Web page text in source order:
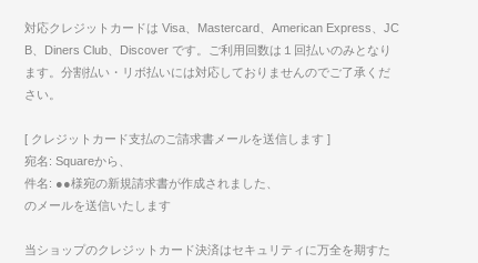
対応クレジットカードは Visa、Mastercard、American Express、JC
B、Diners Club、Discover です。ご利用回数は１回払いのみとなり
ます。分割払い・リボ払いには対応しておりませんのでご了承くだ
さい。
[ クレジットカード支払のご請求書メールを送信します ]
宛名: Squareから、
件名: ●●様宛の新規請求書が作成されました、
のメールを送信いたします
当ショップのクレジットカード決済はセキュリティに万全を期すた